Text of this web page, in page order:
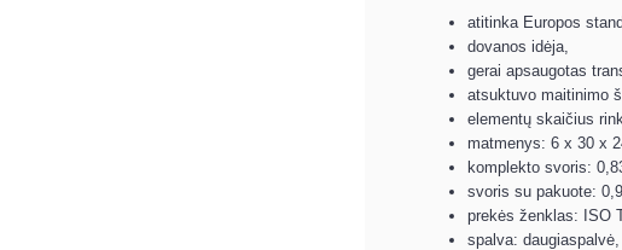
atitinka Europos
dovanos idėja,
gerai apsaugotas
atsuktuvo maitinimo
elementų skaičius
matmenys: 6 x 30 x
komplekto svoris:
svoris su pakuote:
prekės ženklas: ISO
spalva: daugiaspalvė,